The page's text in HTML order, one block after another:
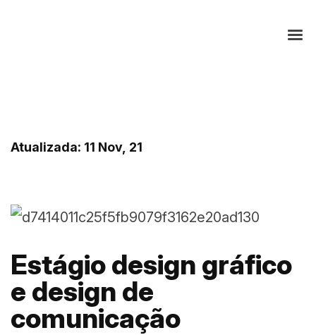
Atualizada: 11 Nov, 21
Estágio design gráfico
e design de
comunicação